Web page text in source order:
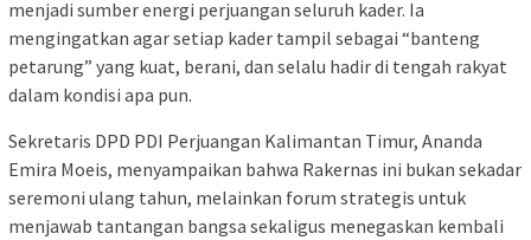
menjadi sumber energi perjuangan seluruh kader. Ia
mengingatkan agar setiap kader tampil sebagai “banteng
petarung” yang kuat, berani, dan selalu hadir di tengah rakyat
dalam kondisi apa pun.
Sekretaris DPD PDI Perjuangan Kalimantan Timur, Ananda
Emira Moeis, menyampaikan bahwa Rakernas ini bukan sekadar
seremoni ulang tahun, melainkan forum strategis untuk
menjawab tantangan bangsa sekaligus menegaskan kembali